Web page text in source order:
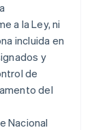
a la Ley, ni
incluida en
y
de
del
Nacional